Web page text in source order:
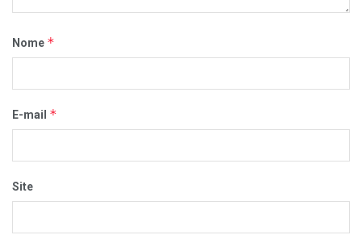
Nome *
E-mail *
Site